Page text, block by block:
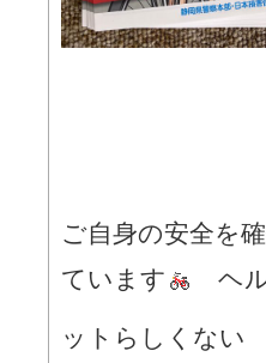
ご自身の安全を
ています
ヘ
ットらしくない